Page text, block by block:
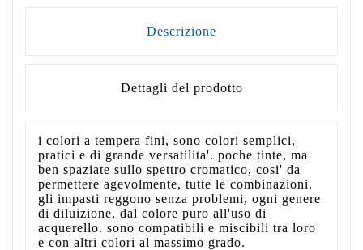
Descrizione
Dettagli del prodotto
i colori a tempera fini, sono colori semplici,
pratici e di grande versatilita'. poche tinte, ma
ben spaziate sullo spettro cromatico, cosi' da
permettere agevolmente, tutte le combinazioni.
gli impasti reggono senza problemi, ogni genere
di diluizione, dal colore puro all'uso di
acquerello. sono compatibili e miscibili tra loro
e con altri colori al massimo grado.